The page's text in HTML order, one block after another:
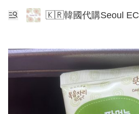
🇰🇷韓國代購Seoul EC